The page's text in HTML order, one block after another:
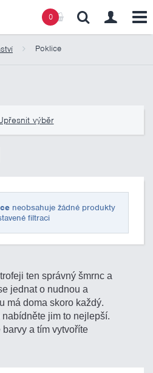
0
Poklice
výběr
neobsahuje žádné produkty
filtraci
ten správný šmrnc a
jednat o nudnou a
má doma skoro každý.
jim to nejlepší.
a tím vytvoříte